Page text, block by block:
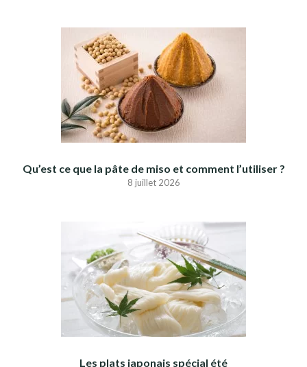
Qu’est ce que la pâte de miso et comment l’utiliser ?
8 juillet 2026
Les plats japonais spécial été